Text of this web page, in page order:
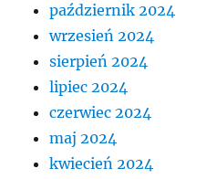
październik 2024
wrzesień 2024
sierpień 2024
lipiec 2024
czerwiec 2024
maj 2024
kwiecień 2024